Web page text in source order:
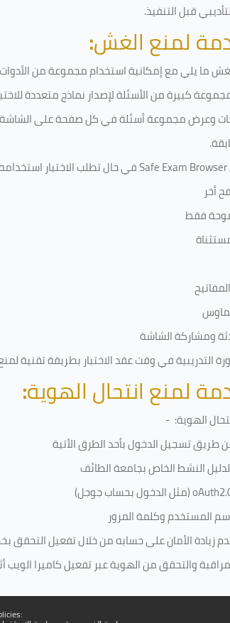
قبل التنفيذ.
لمنع الغش:
ما يلي مع إمكانية استخدام مجموعة من
كبيرة من الأسئلة لإصدار نماذج متعددة
وعرض مجموعة أسئلة في كل صفحة على
Safe Exam Browserفي حال تطلب الاختبار
أخر
فقط
ومشاركة الشاشة
التدريبية في وقت عقد الاختبار بطريقة تقنية لمنع
لمنع انتحال الهوية:
الهوية: -
تسجيل الدخول بأحد الطرق الأتية
النشط الخاص بجامعة الطائف
(مثل الدخول بحساب جوجل)
المستخدم وكلمة المرور
زيادة الأمان على حسابه من خلال تفعيل التحقق
والتحقق من الهوية عبر تفعيل كاميرا الويب